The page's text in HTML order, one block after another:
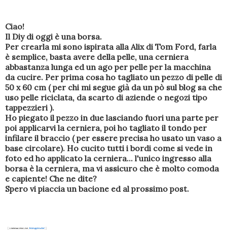
Ciao!
Il Diy di oggi è una borsa.
Per crearla mi sono ispirata alla Alix di Tom Ford, farla
è semplice, basta avere della pelle, una cerniera
abbastanza lunga ed un ago per pelle per la macchina
da cucire. Per prima cosa ho tagliato un pezzo di pelle di
50 x 60 cm ( per chi mi segue già da un pò sul blog sa che
uso pelle riciclata, da scarto di aziende o negozi tipo
tappezzieri ).
Ho piegato il pezzo in due lasciando fuori una parte per
poi applicarvi la cerniera, poi ho tagliato il tondo per
infilare il braccio ( per essere precisa ho usato un vaso a
base circolare). Ho cucito tutti i bordi come si vede in
foto ed ho applicato la cerniera... l'unico ingresso alla
borsa è la cerniera, ma vi assicuro che è molto comoda
e capiente! Che ne dite?
Spero vi piaccia un bacione ed al prossimo post.